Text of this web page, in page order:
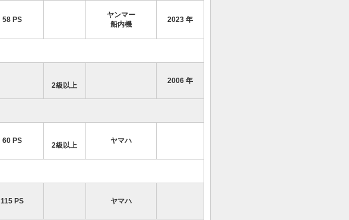
58 PS
ヤンマー
船内機
2023 年
2級以上
2006 年
60 PS
2級以上
ヤマハ
115 PS ヤマハ